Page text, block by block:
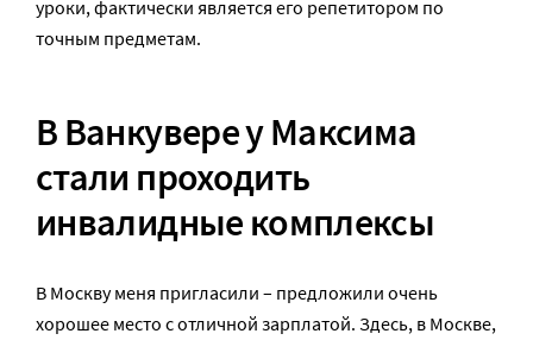
уроки, фактически является его репетитором по
точным предметам.
В Ванкувере у Максима
стали проходить
инвалидные комплексы
В Москву меня пригласили – предложили очень
хорошее место с отличной зарплатой. Здесь, в Москве,